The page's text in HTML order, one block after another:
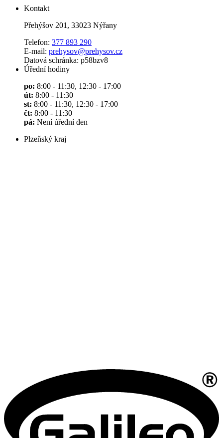
Kontakt
Přehýšov 201, 33023 Nýřany
Telefon: 377 893 290
E-mail: prehysov@prehysov.cz
Datová schránka: p58bzv8
Úřední hodiny
po: 8:00 - 11:30, 12:30 - 17:00
út: 8:00 - 11:30
st: 8:00 - 11:30, 12:30 - 17:00
čt: 8:00 - 11:30
pá: Není úřední den
Plzeňský kraj